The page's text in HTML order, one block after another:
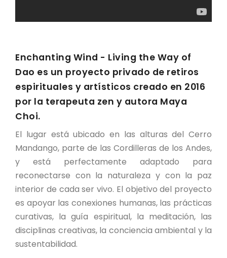
Enchanting Wind - Living the Way of
Dao es un proyecto privado de retiros
espirituales y artísticos creado en 2016
por la terapeuta zen y autora Maya
Choi.
El lugar está ubicado en las alturas del Cerro
Mandango, parte de las Cordilleras de los Andes,
y está perfectamente adaptado para
reconectarse con la naturaleza y con la paz
interior de cada ser vivo. El objetivo del proyecto
es apoyar las conexiones humanas, las prácticas
curativas, la guía espiritual, la meditación, las
disciplinas creativas, la conciencia ambiental y la
sustentabilidad.